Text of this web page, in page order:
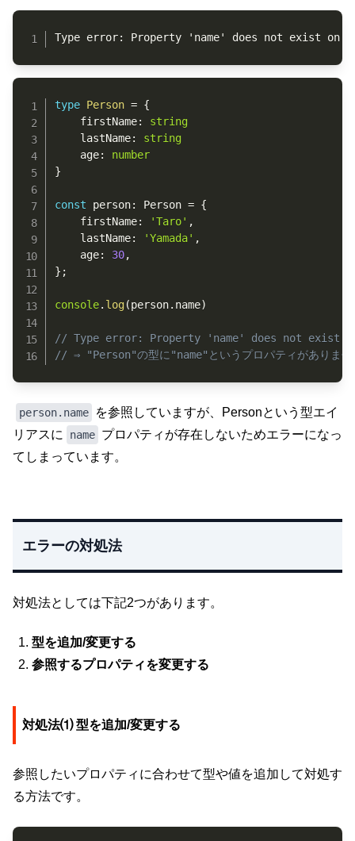
Type error: Property 'name' does not exist on
type Person = {
	firstName
:
string
	lastName
:
string
	age
:
number
}
const person: Person = {
	firstName
: 'Taro' ,
	lastName
: 'Yamada' ,
	age
: 30,
} ;
console. log(person. name)
// Type error: Property 'name' does not exist
// ⇒ "Person"の型に"name"というプロパティがありませ
person.name
を参照していますが、Personという型エイ
リアスに
name プロパティが存在しないためエラーになっ
てしまっています。
エラーの対処法
対処法としては下記2つがあります。
型を追加/変更する
参照するプロパティを変更する
対処法⑴ 型を追加/変更する
参照したいプロパティに合わせて型や値を追加して対処す
る方法です。